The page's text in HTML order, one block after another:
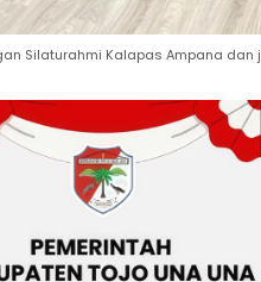
Silaturahmi Kalapas Ampana dan